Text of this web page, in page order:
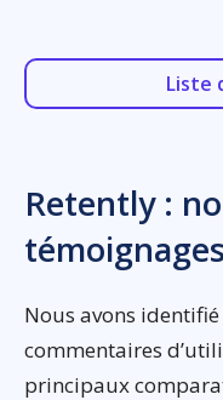
Liste
Retently :
Nous avons
commentaires
principaux